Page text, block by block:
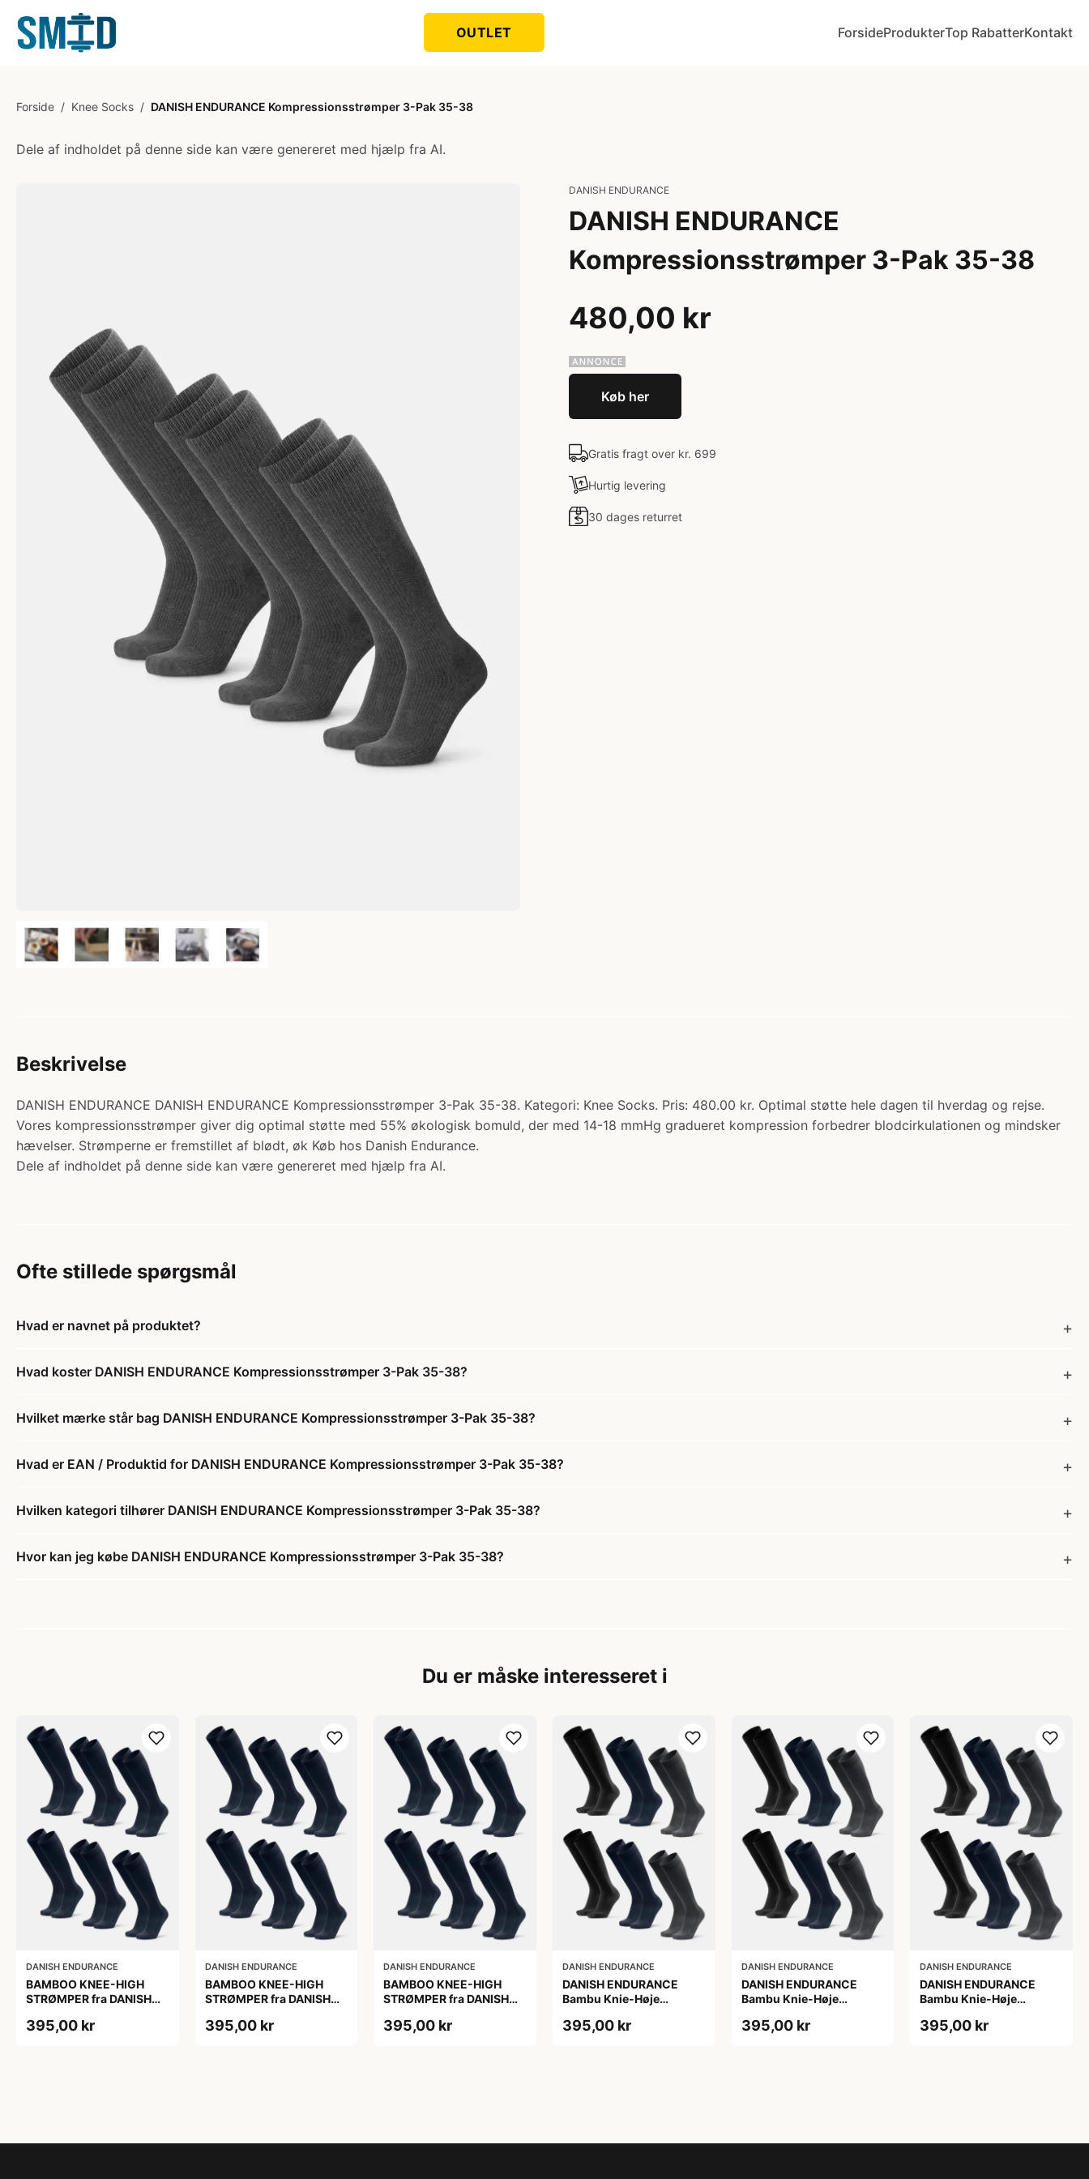
OUTLET ForsideProdukterTop RabatterKontakt
Forside / Knee Socks / DANISH ENDURANCE Kompressionsstrømper 3-Pak 35-38
Dele af indholdet på denne side kan være genereret med hjælp fra AI.
DANISH ENDURANCE
DANISH ENDURANCE
Kompressionsstrømper 3-Pak 35-38
480,00 kr
Køb her
Gratis fragt over kr. 699
Hurtig levering
30 dages returret
Beskrivelse
DANISH ENDURANCE DANISH ENDURANCE Kompressionsstrømper 3-Pak 35-38. Kategori: Knee Socks. Pris: 480.00 kr. Optimal støtte hele dagen til hverdag og rejse.
Vores kompressionsstrømper giver dig optimal støtte med 55% økologisk bomuld, der med 14-18 mmHg gradueret kompression forbedrer blodcirkulationen og mindsker
hævelser. Strømperne er fremstillet af blødt, øk Køb hos Danish Endurance.
Dele af indholdet på denne side kan være genereret med hjælp fra AI.
Ofte stillede spørgsmål
Hvad er navnet på produktet?
Hvad koster DANISH ENDURANCE Kompressionsstrømper 3-Pak 35-38?
Hvilket mærke står bag DANISH ENDURANCE Kompressionsstrømper 3-Pak 35-38?
Hvad er EAN / Produktid for DANISH ENDURANCE Kompressionsstrømper 3-Pak 35-38?
Hvilken kategori tilhører DANISH ENDURANCE Kompressionsstrømper 3-Pak 35-38?
Hvor kan jeg købe DANISH ENDURANCE Kompressionsstrømper 3-Pak 35-38?
Du er måske interesseret i
DANISH ENDURANCE
BAMBOO KNEE-HIGH
STRØMPER fra DANISH
6-Pak, Knæhøj, Bambus,
395,00 kr
DANISH ENDURANCE
BAMBOO KNEE-HIGH
STRØMPER fra DANISH
6-Pak, Knæhøj, Bambus,
395,00 kr
DANISH ENDURANCE
BAMBOO KNEE-HIGH
STRØMPER fra DANISH
6-Pak, Knæhøj, Bambus,
395,00 kr
DANISH ENDURANCE
DANISH ENDURANCE
Bambu Knie-Høje
Navy Blå, 6-Pak
395,00 kr
DANISH ENDURANCE
DANISH ENDURANCE
Bambu Knie-Høje
Navy Blå, 6-Pak
395,00 kr
DANISH ENDURANCE
DANISH ENDURANCE
Bambu Knie-Høje
Navy Blå, 6-Pak
395,00 kr